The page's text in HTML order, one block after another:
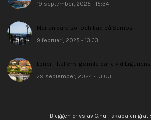
19 september, 2025 - 15:34
Mer än bara sol och bad på Samos
9 februari, 2025 - 13:33
Lerici – Italiens gömda pärla vid
29 september, 2024 - 13:03
Bloggen drivs av C.nu - skapa en